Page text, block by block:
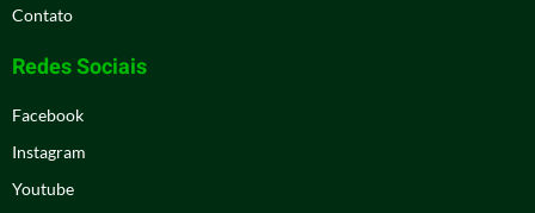
Contato
Redes Sociais
Facebook
Instagram
Youtube